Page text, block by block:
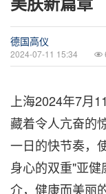
德国高仪
2024-07-11 15:34
上海2024年7月
藏着令人亢奋的
一日的快节奏，
身心的双重"亚
介，健康而美丽